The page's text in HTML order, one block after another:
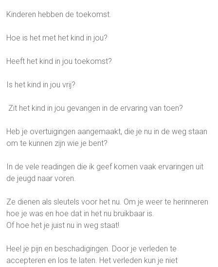
Kinderen hebben de toekomst.
Hoe is het met het kind in jou?
Heeft het kind in jou toekomst?
Is het kind in jou vrij?
Zit het kind in jou gevangen in de ervaring van toen?
Heb je overtuigingen aangemaakt, die je nu in de weg staan
om te kunnen zijn wie je bent?
In de vele readingen die ik geef komen vaak ervaringen uit
de jeugd naar voren.
Ze dienen als sleutels voor het nu. Om je weer te herinneren
hoe je was en hoe dat in het nu bruikbaar is.
Of hoe het je juist nu in weg staat!
Heel je pijn en beschadigingen. Door je verleden te
accepteren en los te laten. Het verleden kun je niet